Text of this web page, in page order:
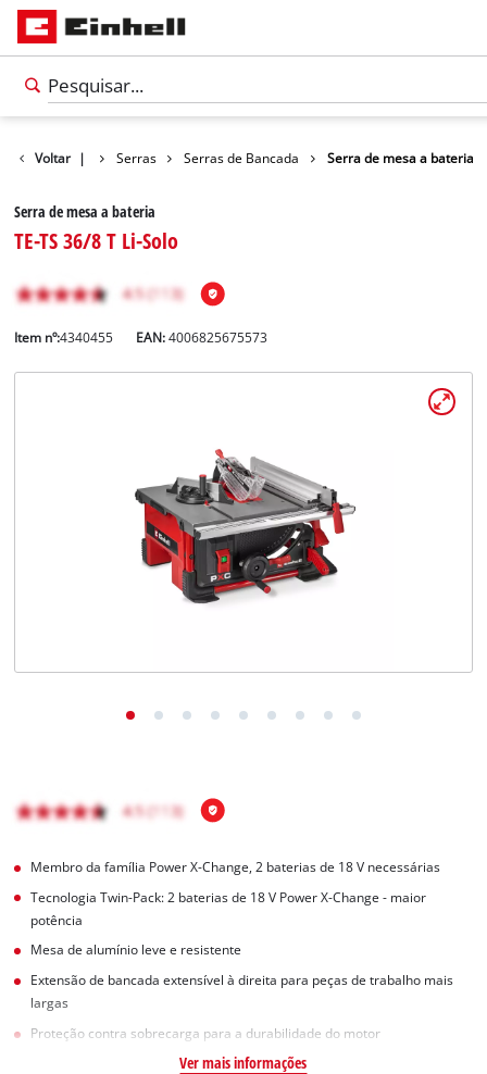
Voltar |
Bricolagem Serras Serras de Bancada Serra de mesa a bateria
Serra de mesa a bateria
TE-TS 36/8 T Li-Solo
Item nº:4340455 EAN:4006825675573
Membro da família Power X-Change, 2 baterias de 18 V necessárias
Tecnologia Twin-Pack: 2 baterias de 18 V Power X-Change - maior
potência
Mesa de alumínio leve e resistente
Extensão de bancada extensível à direita para peças de trabalho mais
largas
Proteção contra sobrecarga para a durabilidade do motor
Ver mais informações